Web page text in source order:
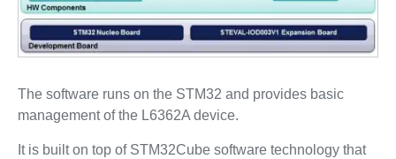
The software runs on the STM32 and provides basic
management of the L6362A device.
It is built on top of STM32Cube software technology that